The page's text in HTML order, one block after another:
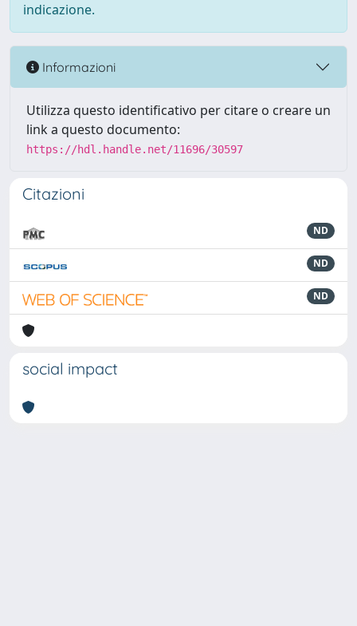
indicazione.
Informazioni
Utilizza questo identificativo per citare o creare un
link a questo documento:
https://hdl.handle.net/11696/30597
Citazioni
ND
ND
ND
social impact